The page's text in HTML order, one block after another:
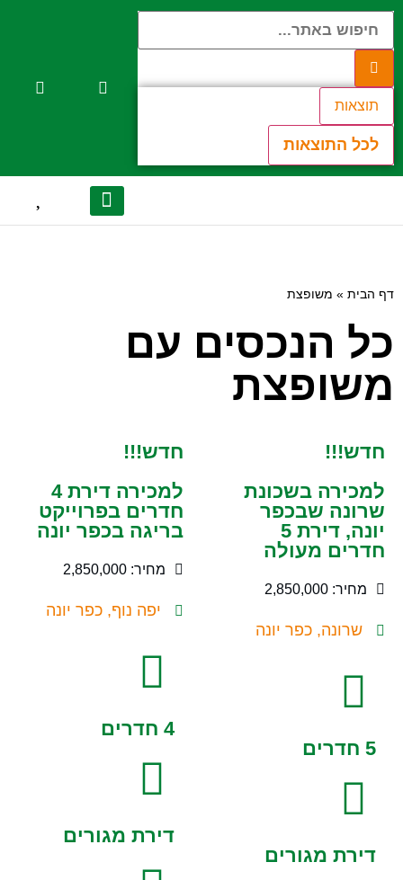
תוצאות
לכל התוצאות
דף הבית » משופצת
כל הנכסים עם
משופצת
חדש!!!
למכירה בשכונת
שרונה שבכפר
יונה, דירת 5
חדרים מעולה
מחיר: 2,850,000
שרונה, כפר יונה
5 חדרים
דירת מגורים
חדש!!!
למכירה דירת 4
חדרים בפרוייקט
בריגה בכפר יונה
מחיר: 2,850,000
יפה נוף, כפר יונה
4 חדרים
דירת מגורים